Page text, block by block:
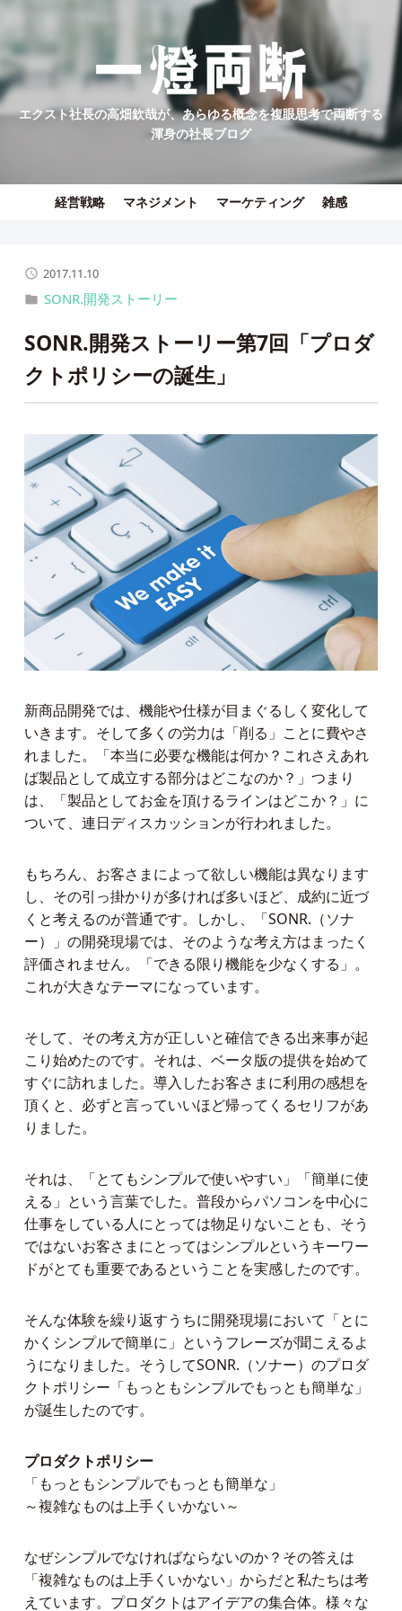
エクスト社長の高畑欽哉が、あらゆる概念を複眼思考で両断する
渾身の社長ブログ
経営戦略 マネジメント マーケティング 雑感
2017.11.10
SONR.開発ストーリー
SONR.開発ストーリー第7回「プロダ
クトポリシーの誕生」
新商品開発では、機能や仕様が目まぐるしく変化して
いきます。そして多くの労力は「削る」ことに費やさ
れました。「本当に必要な機能は何か？これさえあれ
ば製品として成立する部分はどこなのか？」つまり
は、「製品としてお金を頂けるラインはどこか？」に
ついて、連日ディスカッションが行われました。
もちろん、お客さまによって欲しい機能は異なります
し、その引っ掛かりが多ければ多いほど、成約に近づ
くと考えるのが普通です。しかし、「SONR.（ソナ
ー）」の開発現場では、そのような考え方はまったく
評価されません。「できる限り機能を少なくする」。
これが大きなテーマになっています。
そして、その考え方が正しいと確信できる出来事が起
こり始めたのです。それは、ベータ版の提供を始めて
すぐに訪れました。導入したお客さまに利用の感想を
頂くと、必ずと言っていいほど帰ってくるセリフがあ
りました。
それは、「とてもシンプルで使いやすい」「簡単に使
える」という言葉でした。普段からパソコンを中心に
仕事をしている人にとっては物足りないことも、そう
ではないお客さまにとってはシンプルというキーワー
ドがとても重要であるということを実感したのです。
そんな体験を繰り返すうちに開発現場において「とに
かくシンプルで簡単に」というフレーズが聞こえるよ
うになりました。そうしてSONR.（ソナー）のプロダ
クトポリシー「もっともシンプルでもっとも簡単な」
が誕生したのです。
プロダクトポリシー
「もっともシンプルでもっとも簡単な」
～複雑なものは上手くいかない～
なぜシンプルでなければならないのか？その答えは
「複雑なものは上手くいかない」からだと私たちは考
えています。プロダクトはアイデアの集合体。様々な